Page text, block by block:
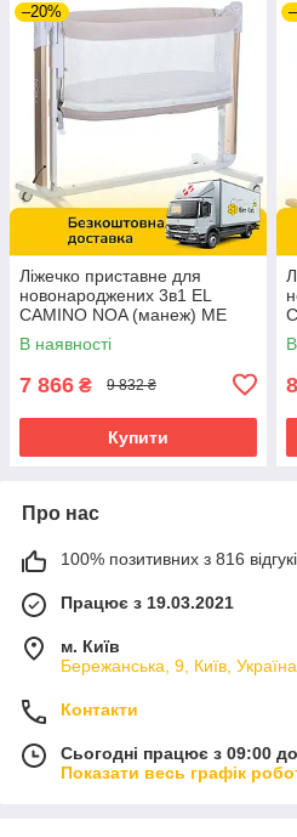
–20%
Ліжечко приставне для
новонароджених 3в1 EL
CAMINO NOA (манеж) ME
1125-G Beige Бежевий
В наявності
7 866 ₴ 9 832 ₴
Купити
Про нас
100% позитивних з 816
Працює з 19.03.2021
м. Київ
Бережанська, 9, Київ, Україна
Контакти
Сьогодні працює з 09:00
Показати весь графік